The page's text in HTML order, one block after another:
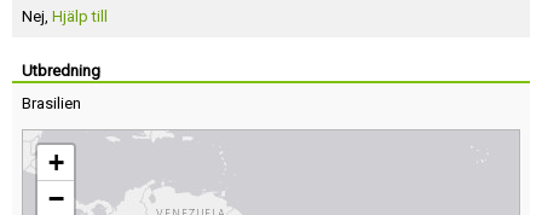
Nej, Hjälp till
Utbredning
Brasilien
+
−